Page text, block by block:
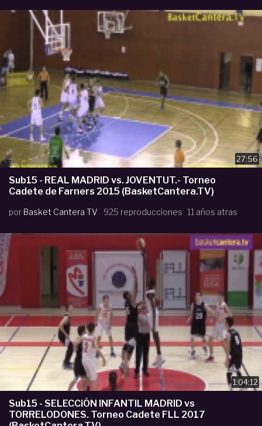
27:56
Sub15 - REAL MADRID vs. JOVENTUT.- Torneo
Cadete de Farners 2015 (BasketCantera.TV)
por Basket Cantera TV 925 reproducciones 11 años atras
1:04:12
Sub15 - SELECCiÓN INFANTIL MADRID vs
TORRELODONES. Torneo Cadete FLL 2017